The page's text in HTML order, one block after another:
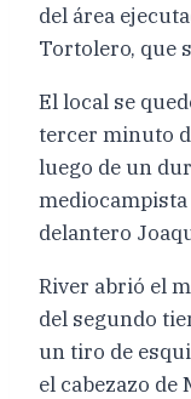
del área
Tortolero, que
El local se
tercer minuto
luego de un
delantero
River abrió el
del segundo
un tiro de
el cabezazo